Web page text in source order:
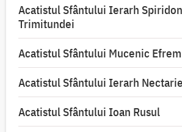
Acatistul Sfântului Ierarh
Trimitundei
Acatistul Sfântului Mucenic
Acatistul Sfântului Ierarh
Acatistul Sfântului Ioan Rusul